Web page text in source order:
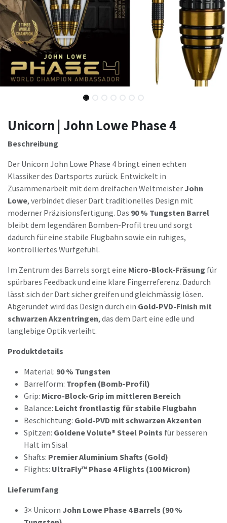
Unicorn | John Lowe Phase 4
Beschreibung
Der Unicorn John Lowe Phase 4 bringt einen echten
Klassiker des Dartsports zurück. Entwickelt in
Zusammenarbeit mit dem dreifachen Weltmeister John
Lowe, verbindet dieser Dart traditionelles Design mit
moderner Präzisionsfertigung. Das 90 % Tungsten Barrel
bleibt dem legendären Bomben-Profil treu und sorgt
dadurch für eine stabile Flugbahn sowie ein ruhiges,
kontrolliertes Wurfgefühl.
Im Zentrum des Barrels sorgt eine Micro-Block-Fräsung für
spürbares Feedback und eine klare Fingerreferenz. Dadurch
lässt sich der Dart sicher greifen und gleichmässig lösen.
Abgerundet wird das Design durch ein Gold-PVD-Finish mit
schwarzen Akzentringen, das dem Dart eine edle und
langlebige Optik verleiht.
Produktdetails
Material: 90 % Tungsten
Barrelform: Tropfen (Bomb-Profil)
Grip: Micro-Block-Grip im mittleren Bereich
Balance: Leicht frontlastig für stabile Flugbahn
Beschichtung: Gold-PVD mit schwarzen Akzenten
Spitzen: Goldene Volute® Steel Points für besseren
Halt im Sisal
Shafts: Premier Aluminium Shafts (Gold)
Flights: UltraFly™ Phase 4 Flights (100 Micron)
Lieferumfang
3× Unicorn John Lowe Phase 4 Barrels (90 %